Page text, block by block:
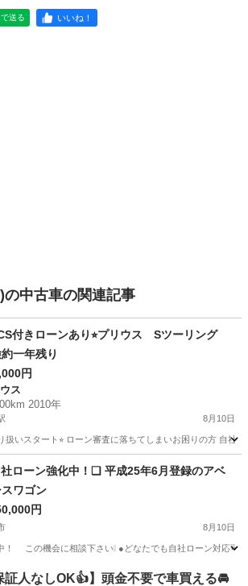
送る いいね！
の中古車の関連記事
付きローンあり⭐︎プリウス Sツーリング
一年残り
円
ス
2010年
8月10日
扱いスタート⭐︎ ローン審査に落ちてしまいお困りの方 自
駅 プリウス MCCS
ローン強化中！❑ 平成25年6月登録のアベ
スワゴン
円
8月10日
中！ この機会に相談下さい❕ ●どなたでも自社ロー
タ アベンシス
証人なしOK👍】頭金不要で車買える🚘